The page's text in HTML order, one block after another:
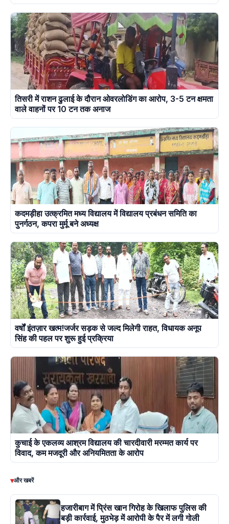
तिसरी में राशन ढुलाई के दौरान ओवरलोडिंग का आरोप, 3-5 टन क्षमता
वाले वाहनों पर 10 टन तक अनाज
कदमड़ीहा उत्क्रमित मध्य विद्यालय में विद्यालय प्रबंधन समिति का
पुनर्गठन, कपरा मुर्मू बने अध्यक्ष
वर्षों इंतज़ार खत्म!जर्जर सड़क से जल्द मिलेगी राहत, विधायक अनूप
सिंह की पहल पर शुरू हुई प्रक्रिया
कुचाई के एकलव्य आश्रम विद्यालय की चारदीवारी मरम्मत कार्य पर
विवाद, कम मजदूरी और अनियमितता के आरोप
▾और खबरें
हजारीबाग में प्रिंस खान गिरोह के खिलाफ पुलिस की
बड़ी कार्रवाई, मुठभेड़ में आरोपी के पैर में लगी गोली